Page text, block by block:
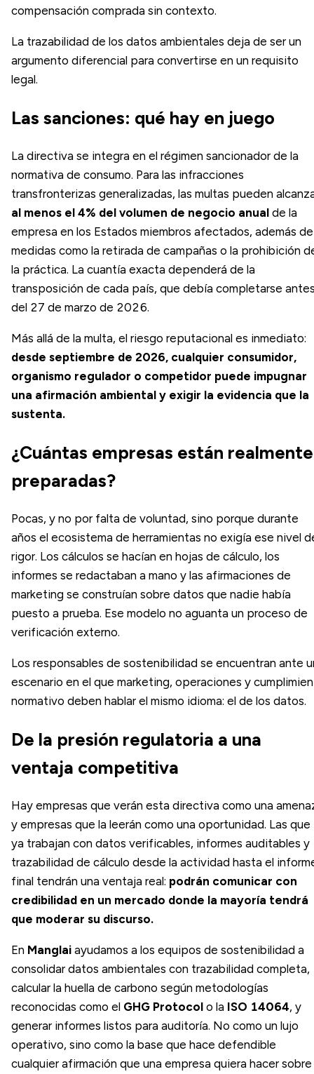
compensación comprada sin contexto.
La trazabilidad de los datos ambientales deja de ser un
argumento diferencial para convertirse en un requisito
legal.
Las sanciones: qué hay en juego
La directiva se integra en el régimen sancionador de la
normativa de consumo. Para las infracciones
transfronterizas generalizadas, las multas pueden
al menos el 4% del volumen de negocio anual de la
empresa en los Estados miembros afectados, además de
medidas como la retirada de campañas o la prohibición
la práctica. La cuantía exacta dependerá de la
transposición de cada país, que debía completarse
del 27 de marzo de 2026.
Más allá de la multa, el riesgo reputacional es inmediato:
desde septiembre de 2026, cualquier consumidor,
organismo regulador o competidor puede impugnar
una afirmación ambiental y exigir la evidencia que la
sustenta.
¿Cuántas empresas están realmente
preparadas?
Pocas, y no por falta de voluntad, sino porque durante
años el ecosistema de herramientas no exigía ese nivel
rigor. Los cálculos se hacían en hojas de cálculo, los
informes se redactaban a mano y las afirmaciones de
marketing se construían sobre datos que nadie había
puesto a prueba. Ese modelo no aguanta un proceso de
verificación externo.
Los responsables de sostenibilidad se encuentran ante
escenario en el que marketing, operaciones y
normativo deben hablar el mismo idioma: el de los datos.
De la presión regulatoria a una
ventaja competitiva
Hay empresas que verán esta directiva como una
y empresas que la leerán como una oportunidad. Las que
ya trabajan con datos verificables, informes auditables y
trazabilidad de cálculo desde la actividad hasta el
final tendrán una ventaja real: podrán comunicar con
credibilidad en un mercado donde la mayoría tendrá
que moderar su discurso.
En Manglai ayudamos a los equipos de sostenibilidad a
consolidar datos ambientales con trazabilidad completa,
calcular la huella de carbono según metodologías
reconocidas como el GHG Protocol o la ISO 14064, y
generar informes listos para auditoría. No como un lujo
operativo, sino como la base que hace defendible
cualquier afirmación que una empresa quiera hacer sobre